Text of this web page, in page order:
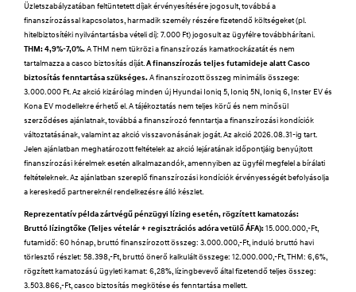
Üzletszabályzatában feltüntetett díjak érvényesítésére jogosult, továbbá a
finanszírozással kapcsolatos, harmadik személy részére fizetendő költségeket (pl.
hitelbiztosítéki nyilvántartásba vételi díj: 7.000 Ft) jogosult az ügyfélre továbbhárítani.
THM: 4,9%-7,0%.A THM nem tükrözi a finanszírozás kamatkockázatát és nem
tartalmazza a casco biztosítás díját.A finanszírozás teljes futamideje alatt Casco
biztosítás fenntartása szükséges.A finanszírozott összeg minimális összege:
3.000.000 Ft. Az akció kizárólag minden új Hyundai Ioniq 5, Ioniq 5N, Ioniq 6, Inster EV és
Kona EV modellekre érhető el. A tájékoztatás nem teljes körű és nem minősül
szerződéses ajánlatnak, továbbá a finanszírozó fenntartja a finanszírozási kondíciók
változtatásának, valamint az akció visszavonásának jogát. Az akció 2026.08.31-ig tart.
Jelen ajánlatban meghatározott feltételek az akció lejáratának időpontjáig benyújtott
finanszírozási kérelmek esetén alkalmazandók, amennyiben az ügyfél megfelel a bírálati
feltételeknek. Az ajánlatban szereplő finanszírozási kondíciók érvényességét befolyásolja
a kereskedő partnereknél rendelkezésre álló készlet.
Reprezentatív példa zártvégű pénzügyi lízing esetén, rögzített kamatozás:
Bruttó lízingtőke (Teljes vételár + regisztrációs adóra vetülő ÁFA):15.000.000,-Ft,
futamidő: 60 hónap, bruttó finanszírozott összeg: 3.000.000,-Ft, induló bruttó havi
törlesztő részlet: 58.398,-Ft, bruttó önerő kalkulált összege: 12.000.000,-Ft, THM: 6,6%,
rögzített kamatozású ügyleti kamat: 6,28%, lízingbevevő által fizetendő teljes összeg:
3.503.866,-Ft, casco biztosítás megkötése és fenntartása mellett.